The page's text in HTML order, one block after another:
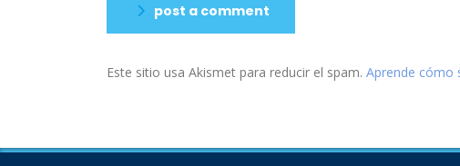
post a comment
Este sitio usa Akismet para reducir el spam. Aprende cómo